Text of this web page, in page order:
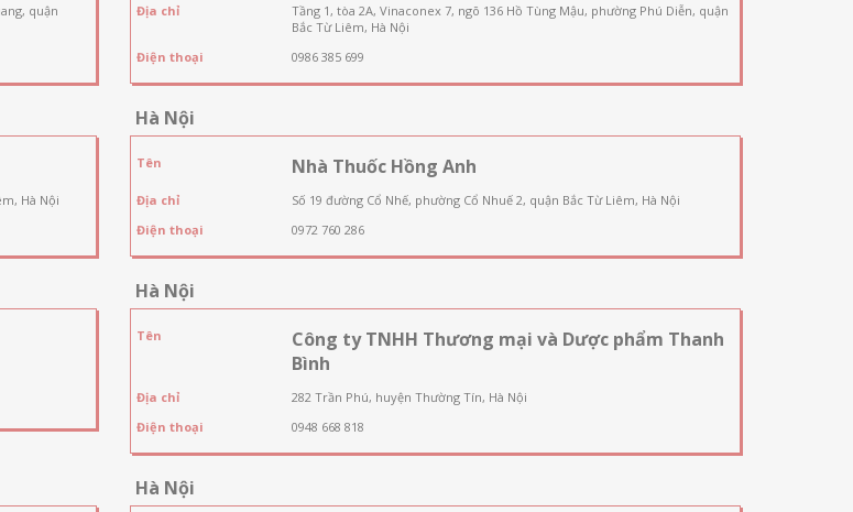
quận
Địa chỉ
Tầng 1, tòa 2A, Vinaconex 7, ngõ 136 Hồ Tùng Mậu, phường Phú Diễn, quận
Bắc Từ Liêm, Hà Nội
Điện thoại
0986 385 699
Hà Nội
Hà Nội
Tên Nhà Thuốc Hồng Anh
Địa chỉ
Số 19 đường Cổ Nhế, phường Cổ Nhuế 2, quận Bắc Từ Liêm, Hà Nội
Điện thoại
0972 760 286
Hà Nội
Tên
Công ty TNHH Thương mại và Dược phẩm Thanh
Bình
Địa chỉ
282 Trần Phú, huyện Thường Tín, Hà Nội
Điện thoại
0948 668 818
Hà Nội